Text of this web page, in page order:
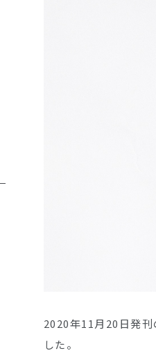
2020年11月20日発
した。